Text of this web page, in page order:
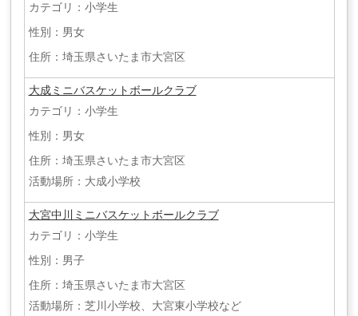
カテゴリ：小学生
性別：男女
住所：埼玉県さいたま市大宮区
大成ミニバスケットボールクラブ
カテゴリ：小学生
性別：男女
住所：埼玉県さいたま市大宮区
活動場所：大成小学校
大宮中川ミニバスケットボールクラブ
カテゴリ：小学生
性別：男子
住所：埼玉県さいたま市大宮区
活動場所：芝川小学校、大宮東小学校など